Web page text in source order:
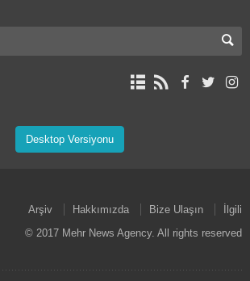
Desktop Versiyonu
Arşiv Hakkımızda Bize Ulaşın
İlgili
© 2017 Mehr News Agency. All rights reserved